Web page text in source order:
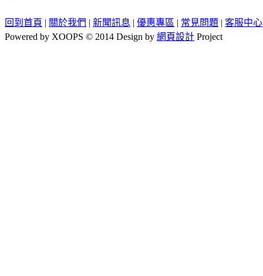
回到首頁 | 關於我們 | 新聞訊息 | 優惠專區 | 常見問題 | 客服中心
Powered by XOOPS © 2014 Design by 網頁設計 Project